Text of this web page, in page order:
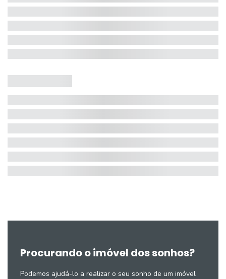
Procurando o imóvel dos sonhos?
Podemos ajudá-lo a realizar o seu sonho de um imóvel